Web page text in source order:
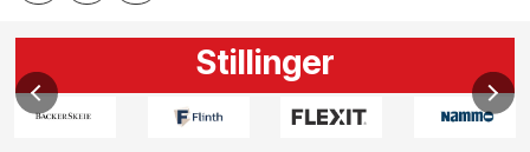
Stillinger